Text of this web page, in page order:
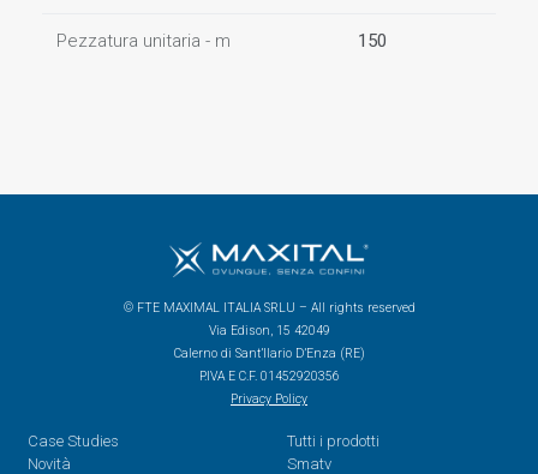
Pezzatura unitaria - m 150
© FTE MAXIMAL ITALIA SRLU – All rights reserved
Via Edison, 15 42049
Calerno di Sant’Ilario D’Enza (RE)
P.IVA E C.F. 01452920356
Privacy Policy
Case Studies
Novità
Tutti i prodotti
Smatv